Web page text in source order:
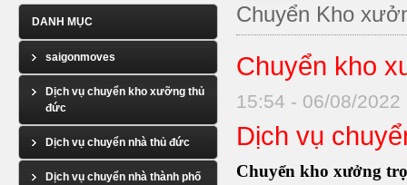
DANH MỤC
saigonmoves
Dịch vụ chuyển kho xưỡng thủ
đức
Dịch vụ chuyển nhà thủ đức
Dịch vụ chuyển nhà thành phố
Chuyển Kho
Chuyển kho
15:54 - 06/08/2022
Dịch vụ
Chuyển kho xưởng